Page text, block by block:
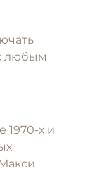
любым
1970-х и